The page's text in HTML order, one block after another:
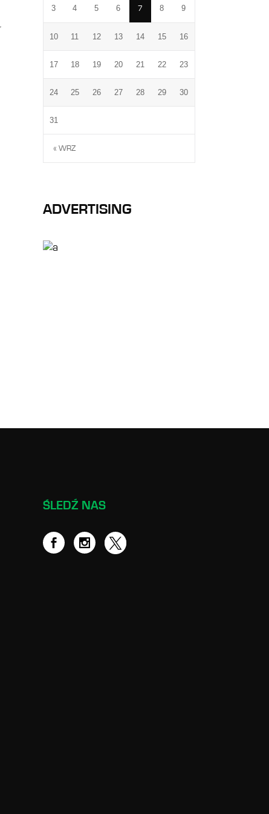
« WRZ
3 4 5 6 7 8 9
10 11 12 13 14 15 16
17 18 19 20 21 22 23
24 25 26 27 28 29 30
31
ADVERTISING
ŚLEDŹ NAS